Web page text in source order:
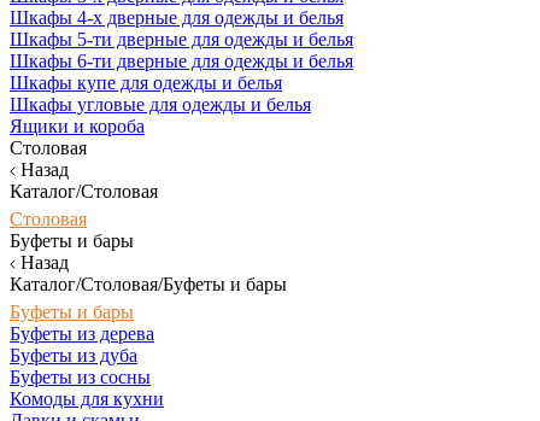
Шкафы 4-х дверные для одежды и белья
Шкафы 5-ти дверные для одежды и белья
Шкафы 6-ти дверные для одежды и белья
Шкафы купе для одежды и белья
Шкафы угловые для одежды и белья
Ящики и короба
Столовая
Назад
Каталог/Столовая
Столовая
Буфеты и бары
Назад
Каталог/Столовая/Буфеты и бары
Буфеты и бары
Буфеты из дерева
Буфеты из дуба
Буфеты из сосны
Комоды для кухни